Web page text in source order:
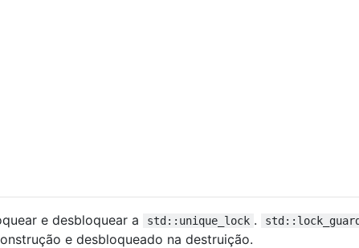
e desbloquear a std::unique_lock .
e desbloqueado na destruição.